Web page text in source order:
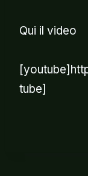
Qui il video
tube]